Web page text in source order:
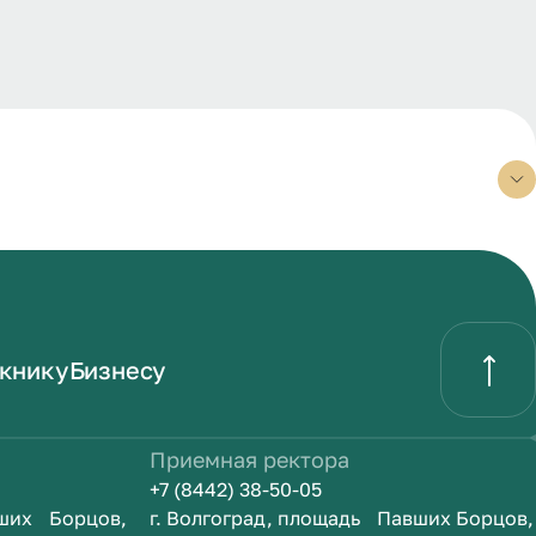
Бизнесу
Борцов,
Приемная ректора
+7 (8442) 38-50-05
г. Волгоград, площадь Павших Борцов,